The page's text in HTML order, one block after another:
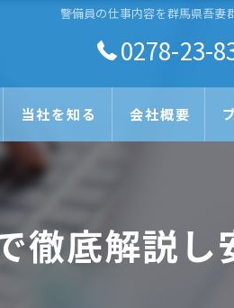
警備員の仕事内容を群馬県吾妻
0278-23-
当社を知る
未経験
日払い
正社員
会社概要
徹底解説し